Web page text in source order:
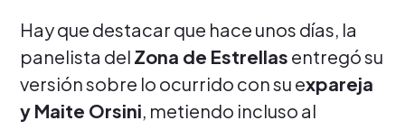
Hay que destacar que hace unos días, la
panelista del Zona de Estrellas entregó su
versión sobre lo ocurrido con su expareja
y Maite Orsini, metiendo incluso al